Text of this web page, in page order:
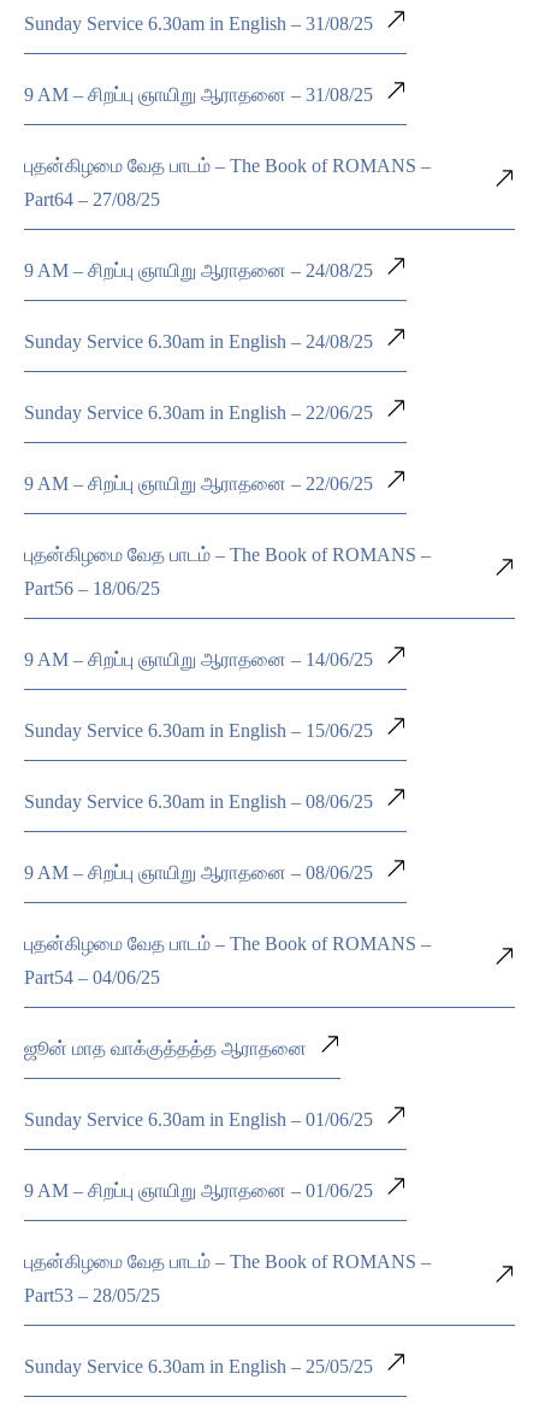
Sunday Service 6.30am in English – 31/08/25
9 AM – சிறப்பு ஞாயிறு ஆராதனை – 31/08/25
புதன்கிழமை வேத பாடம் – The Book of ROMANS –
Part64 – 27/08/25
9 AM – சிறப்பு ஞாயிறு ஆராதனை – 24/08/25
Sunday Service 6.30am in English – 24/08/25
Sunday Service 6.30am in English – 22/06/25
9 AM – சிறப்பு ஞாயிறு ஆராதனை – 22/06/25
புதன்கிழமை வேத பாடம் – The Book of ROMANS –
Part56 – 18/06/25
9 AM – சிறப்பு ஞாயிறு ஆராதனை – 14/06/25
Sunday Service 6.30am in English – 15/06/25
Sunday Service 6.30am in English – 08/06/25
9 AM – சிறப்பு ஞாயிறு ஆராதனை – 08/06/25
புதன்கிழமை வேத பாடம் – The Book of ROMANS –
Part54 – 04/06/25
ஜூன் மாத வாக்குத்தத்த ஆராதனை
Sunday Service 6.30am in English – 01/06/25
9 AM – சிறப்பு ஞாயிறு ஆராதனை – 01/06/25
புதன்கிழமை வேத பாடம் – The Book of ROMANS –
Part53 – 28/05/25
Sunday Service 6.30am in English – 25/05/25